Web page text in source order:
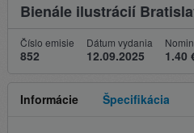
Bienále ilustrácií
Číslo emisie
852
Dátum vydania
12.09.2025 1.40
Informácie Špecifikácia